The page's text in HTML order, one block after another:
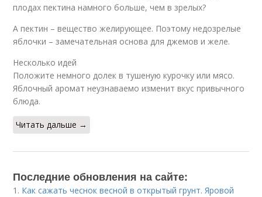
плодах пектина намного больше, чем в зрелых?
А пектин – вещество желирующее. Поэтому недозрелые
яблочки – замечательная основа для джемов и желе.
Несколько идей
Положите немного долек в тушеную курочку или мясо.
Яблочный аромат неузнаваемо изменит вкус привычного
блюда.
Читать дальше →
Последние обновления на сайте:
1. Как сажать чеснок весной в открытый грунт. Яровой